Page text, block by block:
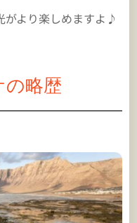
がより楽しめますよ♪
の略歴